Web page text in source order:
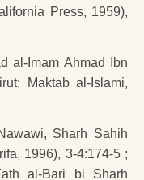
Press, 1959),
Imam Ahmad Ibn
Maktab al-Islami,
Sharh Sahih
1996), 3-4:174-5 ;
al-Bari bi Sharh